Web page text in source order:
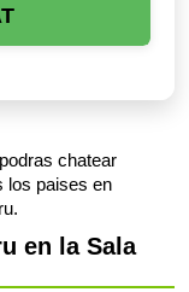
chatear
los paises en
en la Sala